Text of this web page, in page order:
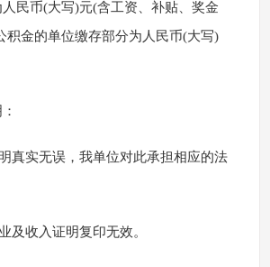
民币(大写)元(含工资、补贴、奖金
积金的单位缴存部分为人民币(大写)
真实无误，我单位对此承担相应的法
及收入证明复印无效。